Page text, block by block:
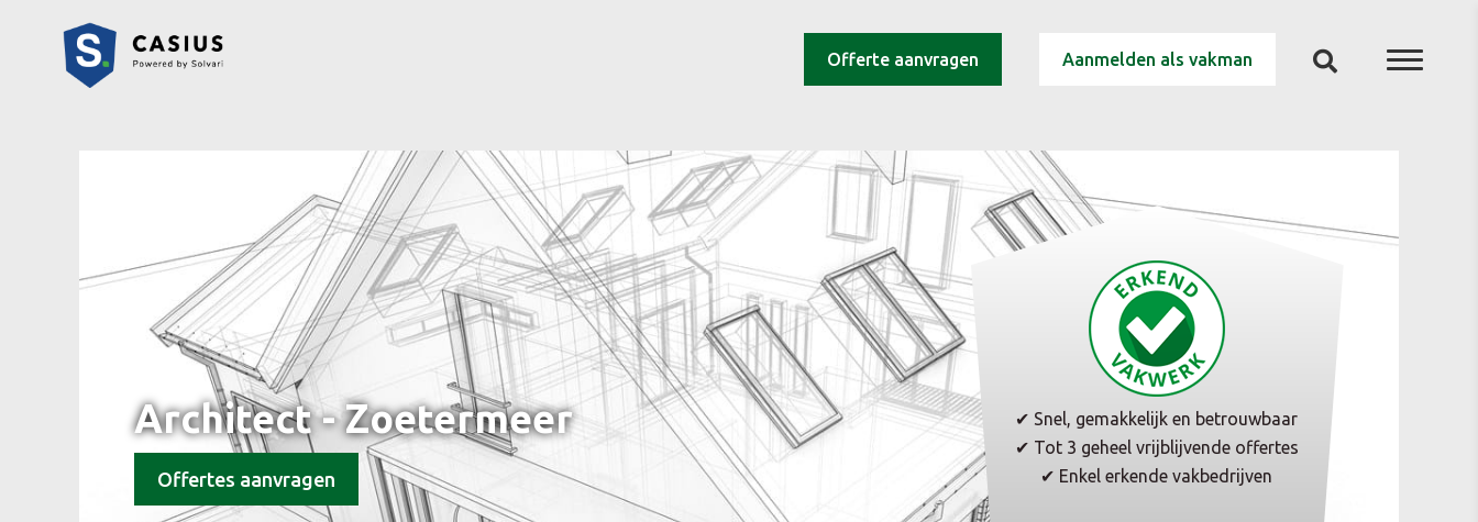
Offerte aanvragen Aanmelden als vakman
Architect - Zoetermeer
Offertes aanvragen
✔ Snel, gemakkelijk en betrouwbaar
✔ Tot 3 geheel vrijblijvende offertes
✔ Enkel erkende vakbedrijven